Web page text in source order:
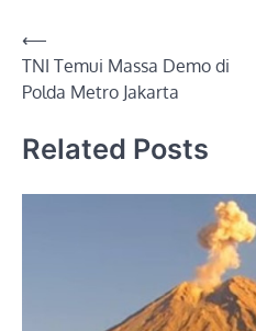
Post
navigation
⟵
TNI Temui Massa Demo di
Polda Metro Jakarta
Related Posts